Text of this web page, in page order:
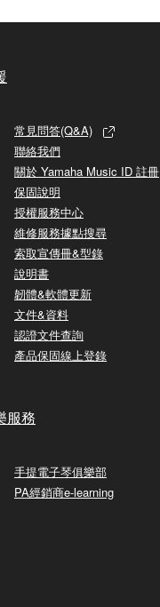
常見問答(Q&A)
聯絡我們
關於 Yamaha Music ID 註冊
保固說明
授權服務中心
維修服務據點搜尋
索取宣傳冊&型錄
說明書
韌體&軟體更新
文件&資料
認證文件查詢
產品保固線上登錄
服務
手提電子琴俱樂部
PA經銷商e-learning